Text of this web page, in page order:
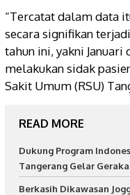
“Tercatat dalam data
secara signifikan
tahun ini, yakni Januari
melakukan sidak
Sakit Umum (RSU)
READ MORE
Dukung Program
Tangerang Gelar
Berkasih Dikawasan